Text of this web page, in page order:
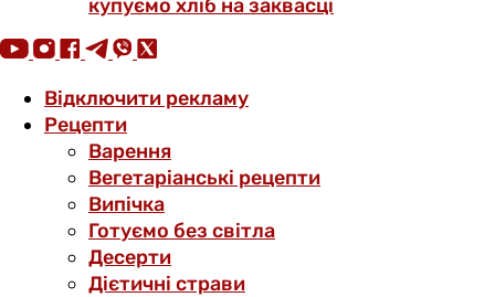
купуємо хліб на заквасці
Відключити рекламу
Рецепти
Варення
Вегетаріанські рецепти
Випічка
Готуємо без світла
Десерти
Дієтичні страви